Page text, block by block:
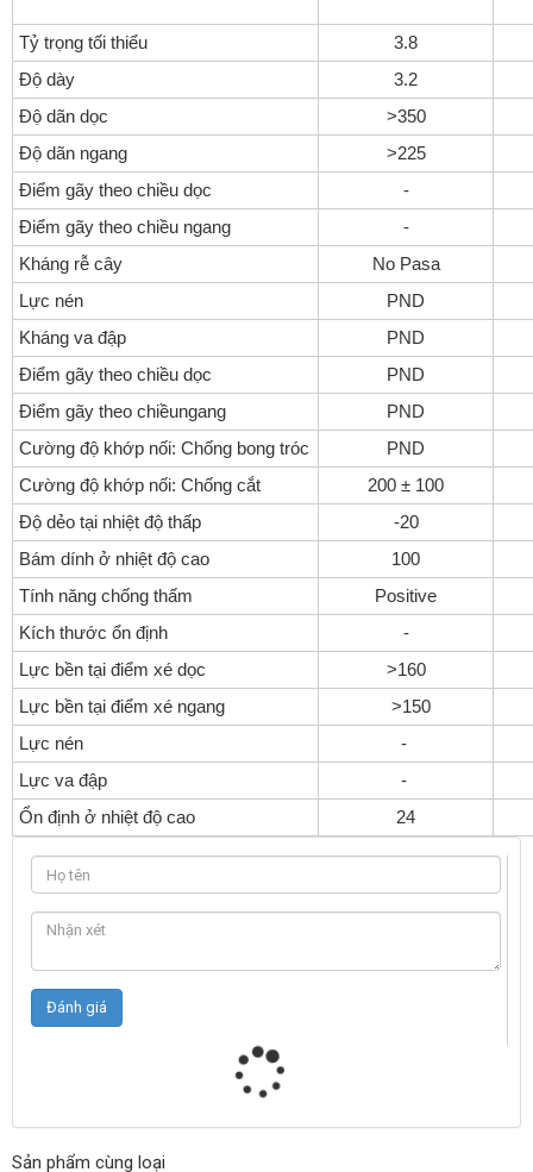
Tỷ trọng tối thiểu
3.8
Độ dày
3.2
Độ dãn dọc
>350
Độ dãn ngang
>225
Điểm gãy theo chiều dọc
-
Điểm gãy theo chiều ngang
-
Kháng rễ cây
No Pasa
Lực nén
PND
Kháng va đập
PND
Điểm gãy theo chiều dọc
PND
Điểm gãy theo chiềungang
PND
Cường độ khớp nối: Chống bong tróc
PND
Cường độ khớp nối: Chống cắt
200 ± 100
Độ dẻo tại nhiệt độ thấp
-20
Bám dính ở nhiệt độ cao
100
Tính năng chống thấm
Positive
Kích thước ổn định
-
Lực bền tại điểm xé dọc
>160
Lực bền tại điểm xé ngang
>150
Lực nén
-
Lực va đập
-
Ổn định ở nhiệt độ cao
24
Sản phẩm cùng loại